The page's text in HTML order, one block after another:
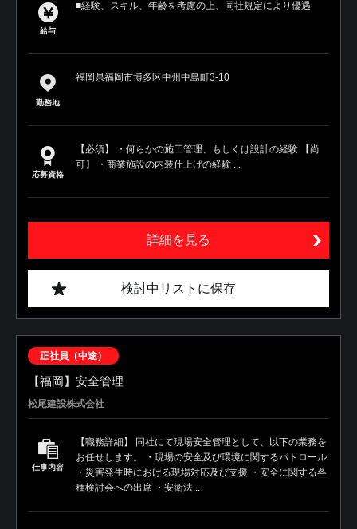
給与
■経験、スキル、年齢を考慮の上、同社規定により優遇
勤務地
福岡県福岡市博多区中州中島町3-10
応募資格
【必須】 ・何らかの施工管理、もしくは設計の経験 【尚
可】 ・商業施設の内装仕上げの経験 ...
詳細を見る
検討中リストに保存
正社員（中途）
【福岡】安全管理
松尾建設株式会社
仕事内容
【職務詳細】 同社にて現場安全管理として、以下の業務を
お任せします。 ・現場の安全及び環境に関するパトロール
・災害発生時における現場対応及び支援 ・安全に関する各
種検討会への出席 ・安衛法...